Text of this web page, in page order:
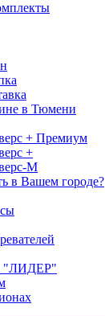
в Тюмени
+ Премиум
+
М
в Вашем городе?
"ЛИДЕР"